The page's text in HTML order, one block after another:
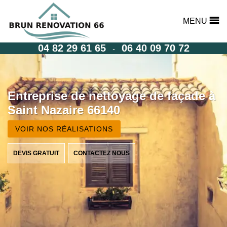
MENU
04 82 29 61 65 - 06 40 09 70 72
Entreprise de nettoyage de façade à
Saint Nazaire 66140
VOIR NOS RÉALISATIONS
DEVIS GRATUIT CONTACTEZ NOUS